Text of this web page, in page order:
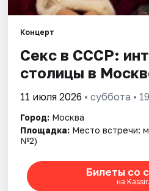
События
Города
Площадки
Рейтинги
Концерт
Секс в СССР:
столицы в
11 июля 2026 • суббота •
Город: Москва
Площадка: Место встречи:
№2)
Билеты со
на